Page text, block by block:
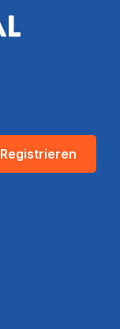
Registrieren